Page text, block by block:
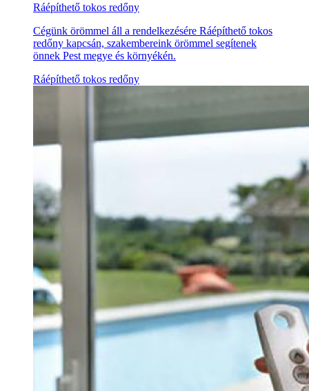
Ráépíthető tokos redőny
Cégünk örömmel áll a rendelkezésére Ráépíthető tokos
redőny kapcsán, szakembereink örömmel segítenek
önnek Pest megye és környékén.
Ráépíthető tokos redőny